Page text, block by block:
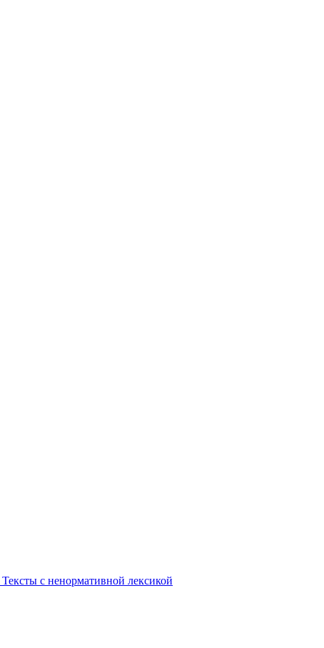
Тексты с ненормативной лексикой